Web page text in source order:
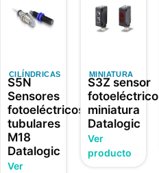
CILÍNDRICAS
S5N
Sensores
fotoeléctricos
tubulares
M18
Datalogic
Ver
MINIATURA
S3Z sensor
fotoeléctrico
miniatura
Datalogic
Ver
producto